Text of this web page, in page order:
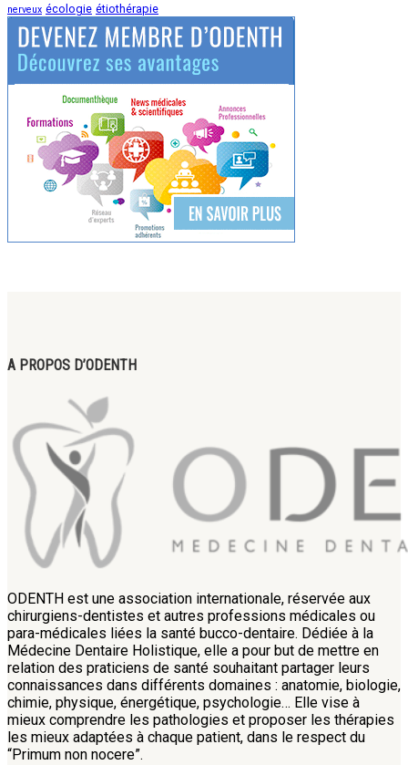
nerveux écologie étiothérapie
A PROPOS D’ODENTH
ODENTH est une association internationale, réservée aux
chirurgiens-dentistes et autres professions médicales ou
para-médicales liées la santé bucco-dentaire. Dédiée à la
Médecine Dentaire Holistique, elle a pour but de mettre en
relation des praticiens de santé souhaitant partager leurs
connaissances dans différents domaines : anatomie, biologie,
chimie, physique, énergétique, psychologie… Elle vise à
mieux comprendre les pathologies et proposer les thérapies
les mieux adaptées à chaque patient, dans le respect du
“Primum non nocere”.